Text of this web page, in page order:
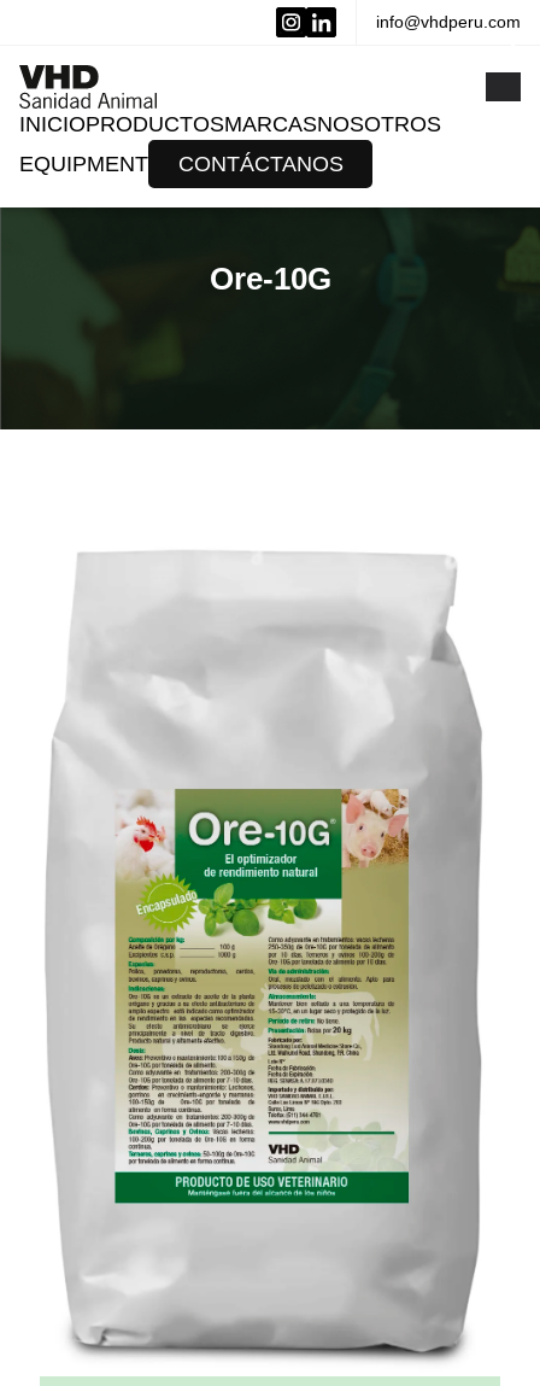
info@vhdperu.com
INICIOPRODUCTOSMARCASNOSOTROS
EQUIPMENT
CONTÁCTANOS
Ore-10G